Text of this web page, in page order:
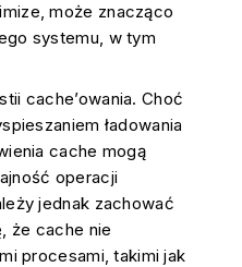
może znacząco
systemu, w tym
cache’owania. Choć
ładowania
cache mogą
operacji
jednak zachować
że cache nie
procesami, takimi jak